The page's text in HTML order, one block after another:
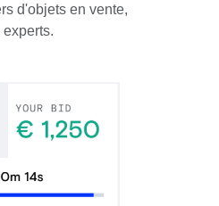
d'objets en vente,